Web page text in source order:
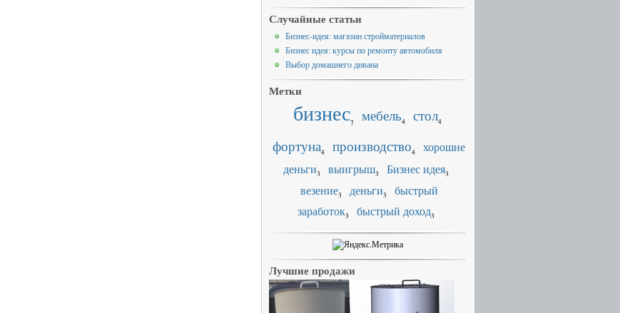
Случайные статьи
Бизнес-идея: магазин стройматериалов
Бизнес идея: курсы по ремонту автомобиля
Выбор домашнего дивана
Метки
бизнес7 мебель4 стол4
фортуна4 производство4
хорошие
деньги3 выигрыш3 Бизнес идея3
везение3 деньги3
быстрый
заработок3 быстрый доход3
Лучшие продажи